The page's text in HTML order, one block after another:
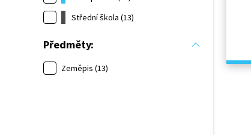
Střední škola (13)
Předměty:
Zeměpis (13)